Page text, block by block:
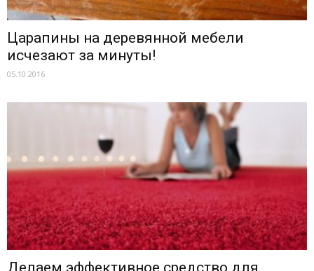
Царапины на деревянной мебели
исчезают за минуты!
05.10.2016
Делаем эффективное средство для